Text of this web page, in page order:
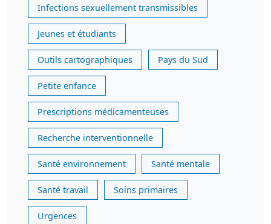
Infections sexuellement transmissibles
Jeunes et étudiants
Outils cartographiques Pays du Sud
Petite enfance
Prescriptions médicamenteuses
Recherche interventionnelle
Santé environnement Santé mentale
Santé travail Soins primaires
Urgences